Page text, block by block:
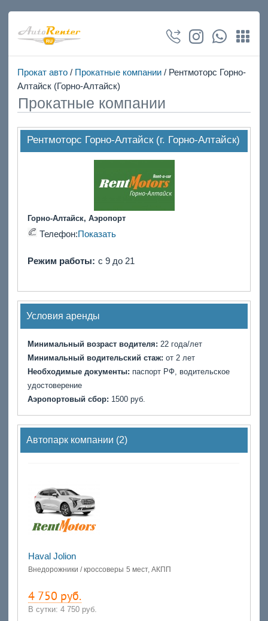
Прокат авто/ Прокатные компании/ Рентмоторс Горно-
Алтайск (Горно-Алтайск)
Прокатные компании
Рентмоторс Горно-Алтайск (г. Горно-Алтайск)
Горно-Алтайск, Аэропорт
Телефон:Показать
Режим работы: с 9 до 21
Условия аренды
Минимальный возраст водителя: 22 года/лет
Минимальный водительский стаж: от 2 лет
Необходимые документы: паспорт РФ, водительское
удостоверение
Аэропортовый сбор: 1500 руб.
Автопарк компании (2)
Haval Jolion
Внедорожники / кроссоверы 5 мест, АКПП
4 750 руб.
В сутки:4 750 руб.